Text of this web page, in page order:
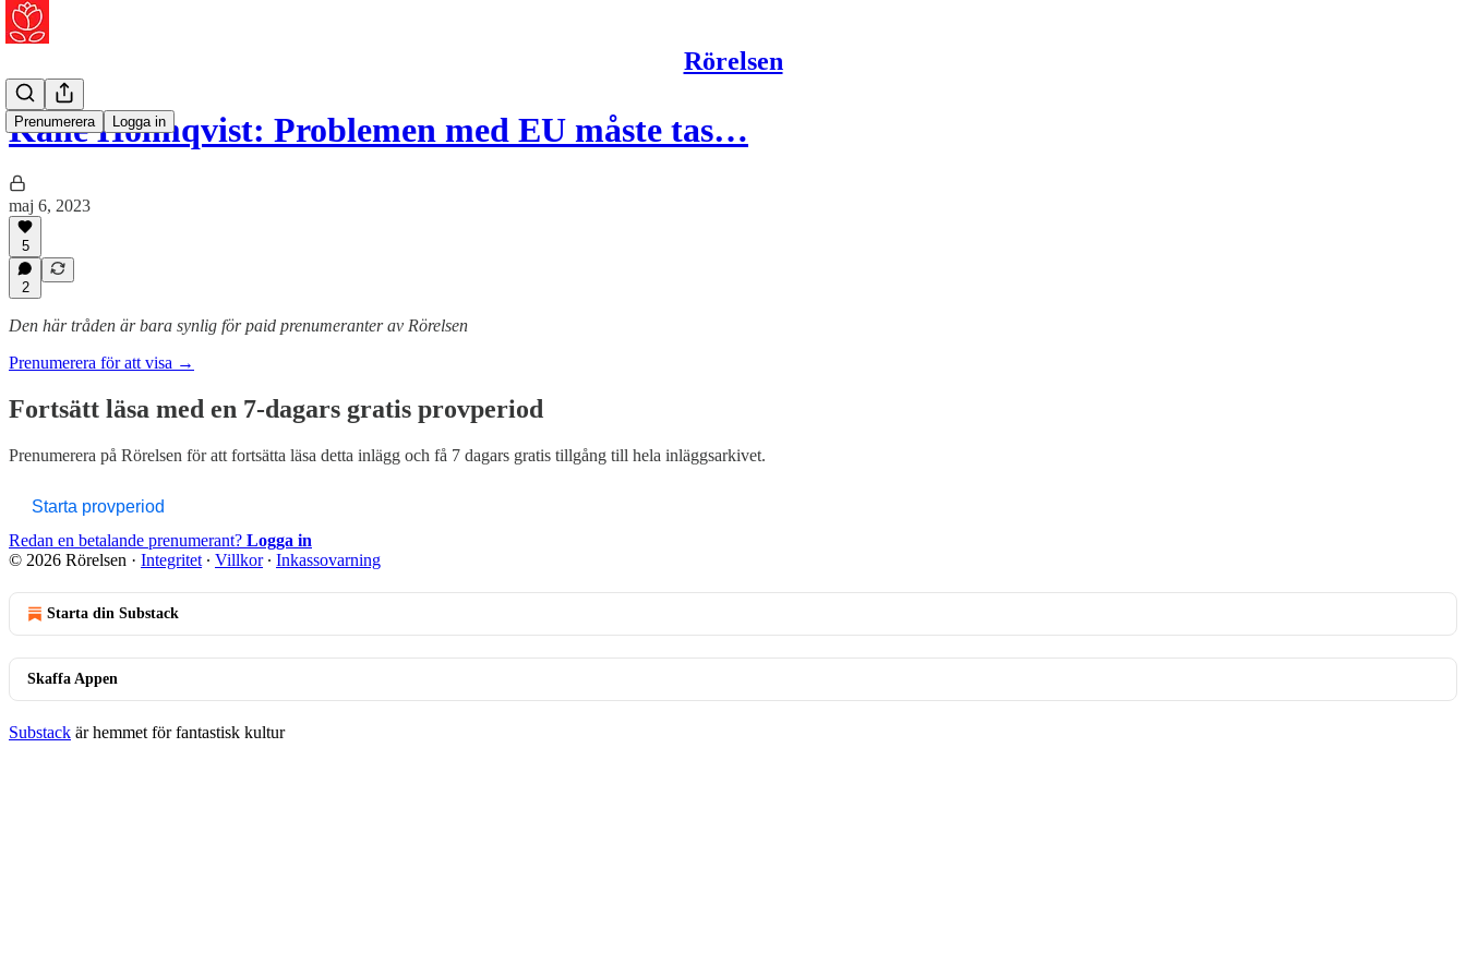
Rörelsen
Prenumerera Logga in
Kalle Holmqvist: Problemen med EU måste tas…
maj 6, 2023
5
2
Den här tråden är bara synlig för paid prenumeranter av Rörelsen
Prenumerera för att visa →
Fortsätt läsa med en 7-dagars gratis provperiod
Prenumerera på Rörelsen för att fortsätta läsa detta inlägg och få 7 dagars gratis tillgång till hela inläggsarkivet.
Starta provperiod
Redan en betalande prenumerant? Logga in
© 2026 Rörelsen · Integritet ∙ Villkor∙ Inkassovarning
Starta din Substack
Skaffa Appen
Substack är hemmet för fantastisk kultur